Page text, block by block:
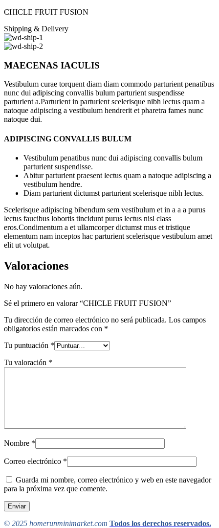
CHICLE FRUIT FUSION
Shipping & Delivery
MAECENAS IACULIS
Vestibulum curae torquent diam diam commodo parturient penatibus
nunc dui adipiscing convallis bulum parturient suspendisse
parturient a.Parturient in parturient scelerisque nibh lectus quam a
natoque adipiscing a vestibulum hendrerit et pharetra fames nunc
natoque dui.
ADIPISCING CONVALLIS BULUM
Vestibulum penatibus nunc dui adipiscing convallis bulum
parturient suspendisse.
Abitur parturient praesent lectus quam a natoque adipiscing a
vestibulum hendre.
Diam parturient dictumst parturient scelerisque nibh lectus.
Scelerisque adipiscing bibendum sem vestibulum et in a a a purus
lectus faucibus lobortis tincidunt purus lectus nisl class
eros.Condimentum a et ullamcorper dictumst mus et tristique
elementum nam inceptos hac parturient scelerisque vestibulum amet
elit ut volutpat.
Valoraciones
No hay valoraciones aún.
Sé el primero en valorar “CHICLE FRUIT FUSION”
Tu dirección de correo electrónico no será publicada. Los campos
obligatorios están marcados con *
Tu puntuación *
Tu valoración *
Nombre *
Correo electrónico *
Guarda mi nombre, correo electrónico y web en este navegador
para la próxima vez que comente.
© 2025 homerunminimarket.com Todos los derechos reservados.